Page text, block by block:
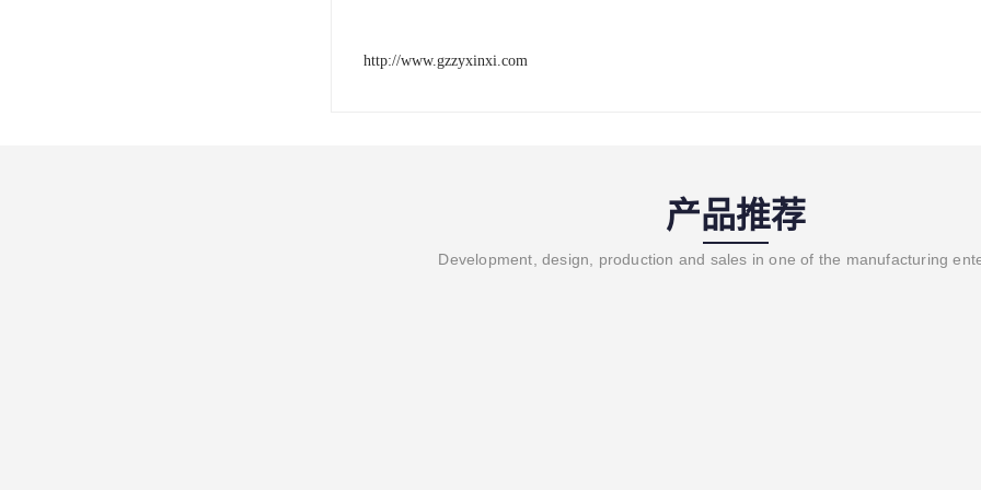
http://www.gzzyxinxi.com
产品推荐
Development, design, production and sales in one of the manufacturing